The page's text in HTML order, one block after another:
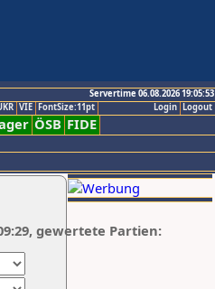
Servertime 06.08.2026 19:05:53
Logout
Login
VIE FontSize:11pt
ÖSB FIDE
gewertete Partien: